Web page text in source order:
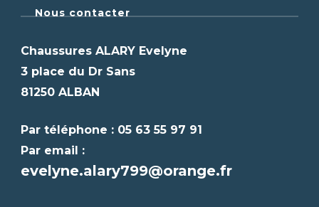
Nous contacter
Chaussures ALARY Evelyne
3 place du Dr Sans
81250 ALBAN
Par téléphone : 05 63 55 97 91
Par email :
evelyne.alary799@orange.fr